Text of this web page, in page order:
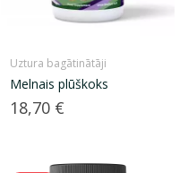
Uztura bagātinātāji
Melnais plūškoks
Cena
18,70 €